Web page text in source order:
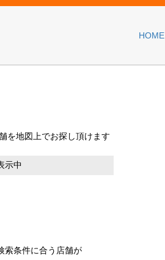
HOME
を地図上でお探し頂けます
示中
索条件に合う店舗が